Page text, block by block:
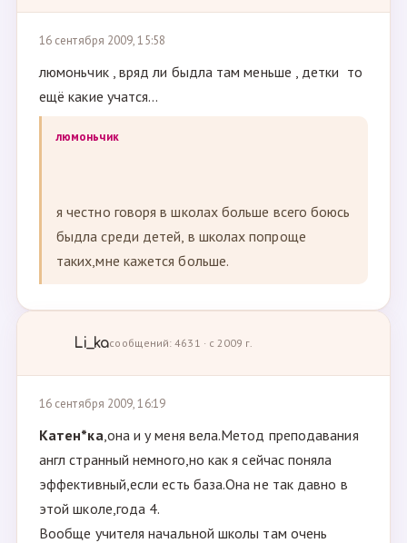
16 сентября 2009, 15:58
люмоньчик , вряд ли быдла там меньше , детки то
ещё какие учатся...
люмоньчик
я честно говоря в школах больше всего боюсь
быдла среди детей, в школах попроще
таких,мне кажется больше.
Li_kaсообщений: 4631 · с 2009 г.
16 сентября 2009, 16:19
Катен*ка,она и у меня вела.Метод преподавания
англ странный немного,но как я сейчас поняла
эффективный,если есть база.Она не так давно в
этой школе,года 4.
Вообще учителя начальной школы там очень